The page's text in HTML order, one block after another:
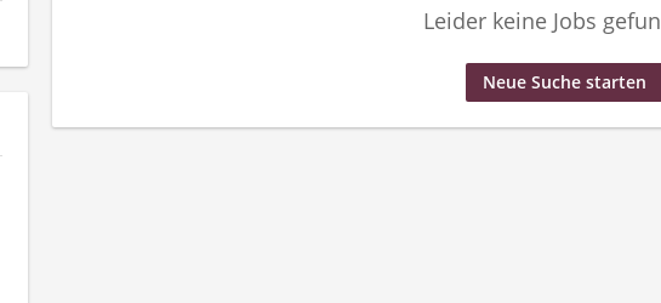
Leider keine Jobs
Neue Suche starten